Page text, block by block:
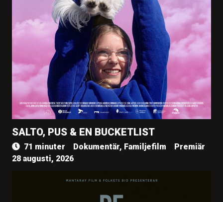
SALTO, PUS & EN BUCKETLIST
71 minuter Dokumentär, Familjefilm
Premiär
28 augusti, 2026